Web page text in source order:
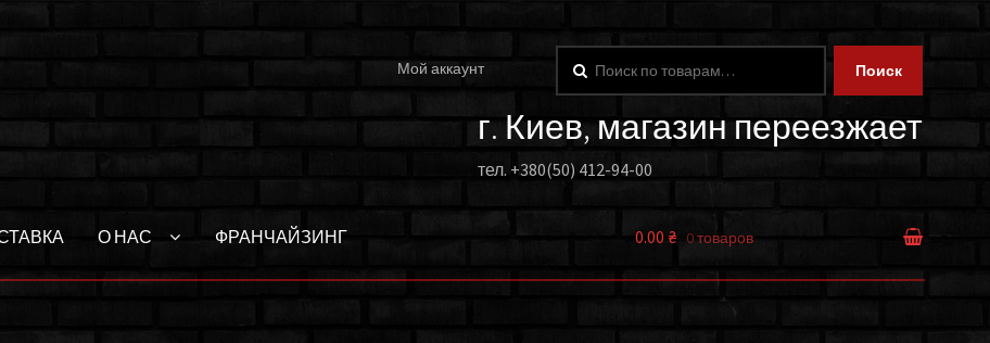
Мой аккаунт Поиск
г. Киев, магазин переезжает
тел. +380(50) 412-94-00
О НАС ФРАНЧАЙЗИНГ 0.00 ₴ 0 товаров